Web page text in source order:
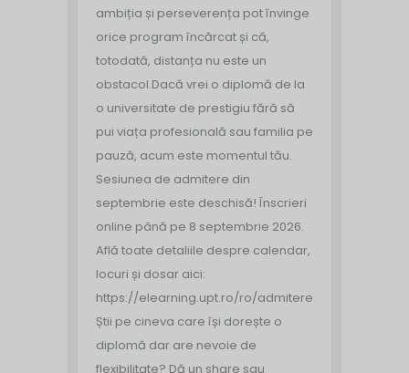
ambiția și perseverența pot învinge
orice program încărcat și că,
totodată, distanța nu este un
obstacol.Dacă vrei o diplomă de la
o universitate de prestigiu fără să
pui viața profesională sau familia pe
pauză, acum este momentul tău.
Sesiunea de admitere din
septembrie este deschisă! Înscrieri
online până pe 8 septembrie 2026.
Află toate detaliile despre calendar,
locuri și dosar aici:
https://elearning.upt.ro/ro/admitere/
Știi pe cineva care își dorește o
diplomă dar are nevoie de
flexibilitate? Dă un share sau